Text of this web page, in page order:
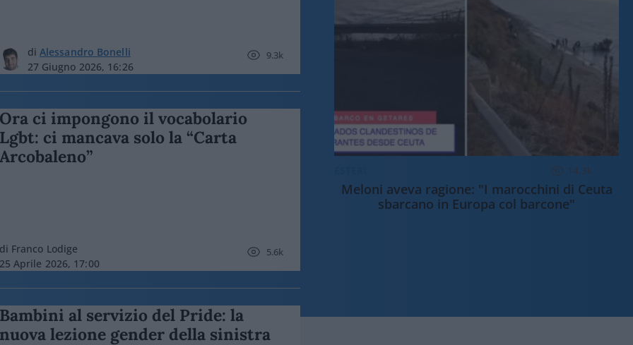
di Alessandro Bonelli
27 Giugno 2026, 16:26
9.3k
Ora ci impongono il vocabolario
Lgbt: ci mancava solo la “Carta
Arcobaleno”
di Franco Lodige
25 Aprile 2026, 17:00
5.6k
Bambini al servizio del Pride: la
nuova lezione gender della sinistra
14.3k
Meloni aveva ragione: "I marocchini di Ceuta
sbarcano in Europa col barcone"